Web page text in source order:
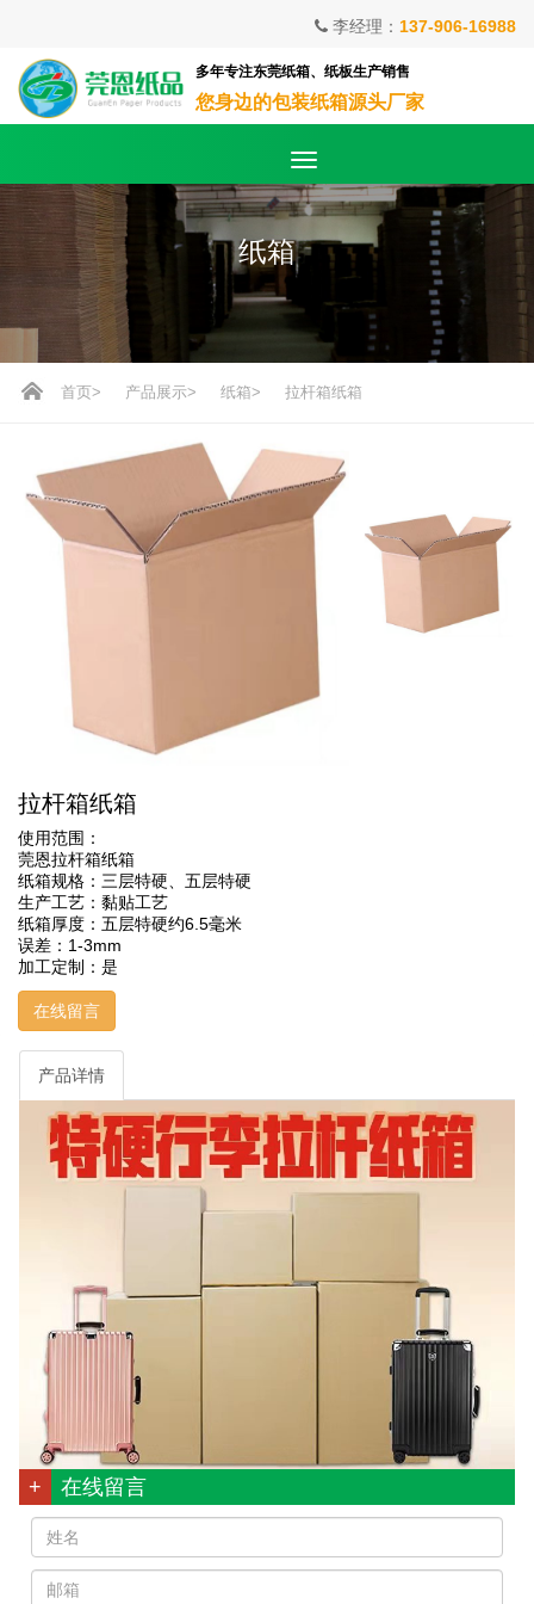
李经理： 137-906-16988
多年专注东莞纸箱、纸板生产销售
您身边的包装纸箱源头厂家
纸箱
首页> 产品展示> 纸箱> 拉杆箱纸箱
拉杆箱纸箱
使用范围：
莞恩拉杆箱纸箱
纸箱规格：三层特硬、五层特硬
生产工艺：黏贴工艺
纸箱厚度：五层特硬约6.5毫米
误差：1-3mm
加工定制：是
在线留言
产品详情
在线留言